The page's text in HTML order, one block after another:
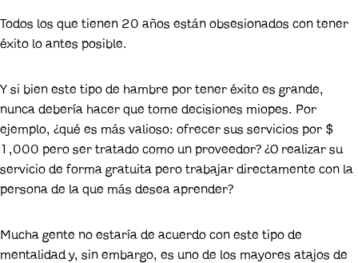
Todos los que tienen 20 años están obsesionados con tener
éxito lo antes posible.
Y si bien este tipo de hambre por tener éxito es grande,
nunca debería hacer que tome decisiones miopes. Por
ejemplo, ¿qué es más valioso: ofrecer sus servicios por $
1,000 pero ser tratado como un proveedor? ¿O realizar su
servicio de forma gratuita pero trabajar directamente con la
persona de la que más desea aprender?
Mucha gente no estaría de acuerdo con este tipo de
mentalidad y, sin embargo, es uno de los mayores atajos de